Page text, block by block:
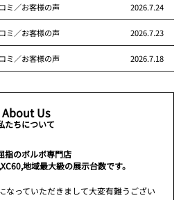
ミ／お客様の声 2026.7.24
ミ／お客様の声 2026.7.23
ミ／お客様の声 2026.7.18
About Us
たちについて
指のボルボ専門店
地域最大級の展示台数です。
っていただきまして大変有難うござい